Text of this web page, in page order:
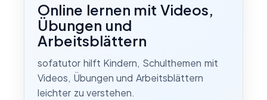
Online lernen mit Videos,
Übungen und
Arbeitsblättern
sofatutor hilft Kindern, Schulthemen mit
Videos, Übungen und Arbeitsblättern
leichter zu verstehen.